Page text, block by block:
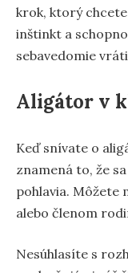
krok, ktorý
inštinkt a
sebavedomie
Aligátor v
Keď snívate o
znamená to, že
pohlavia. Môžete
alebo členom
Nesúhlasíte s